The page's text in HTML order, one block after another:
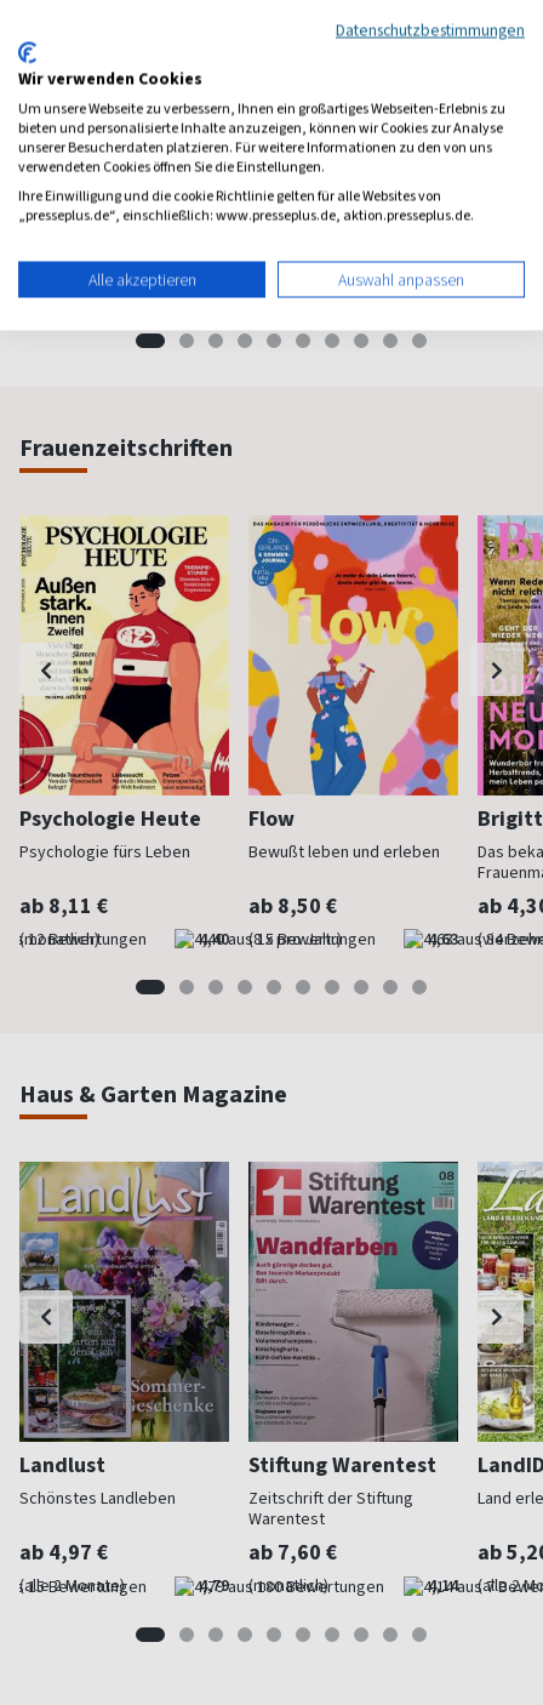
Landlust
Schönstes Landleben
ab 4,97 €
(alle 2 Monate) 4,79
Eat Smarter!
Referenz zur gesunden
Küche
ab 5,23 €
(quartalsweise) 4,71
ab
(alle 2
Frauenzeitschriften
Psychologie Heute
Psychologie fürs Leben
ab 8,11 €
(monatlich) 4,40
Flow
Bewußt leben und erleben
ab 8,50 €
(8 x pro Jahr) 4,63
Das
ab
Haus & Garten Magazine
Landlust
Schönstes Landleben
ab 4,97 €
(alle 2 Monate) 4,79
Stiftung Warentest
Zeitschrift der Stiftung
Warentest
ab 7,60 €
(monatlich) 4,14
Land
ab
(alle 2
Datenschutzbestimmungen
Wir verwenden Cookies
Um unsere Webseite zu verbessern, Ihnen ein großartiges Webseiten-Erlebnis zu
bieten und personalisierte Inhalte anzuzeigen, können wir Cookies zur Analyse
unserer Besucherdaten platzieren. Für weitere Informationen zu den von uns
verwendeten Cookies öffnen Sie die Einstellungen.
Ihre Einwilligung und die cookie Richtlinie gelten für alle Websites von
„presseplus.de“, einschließlich: www.presseplus.de, aktion.presseplus.de.
Alle akzeptieren Auswahl anpassen